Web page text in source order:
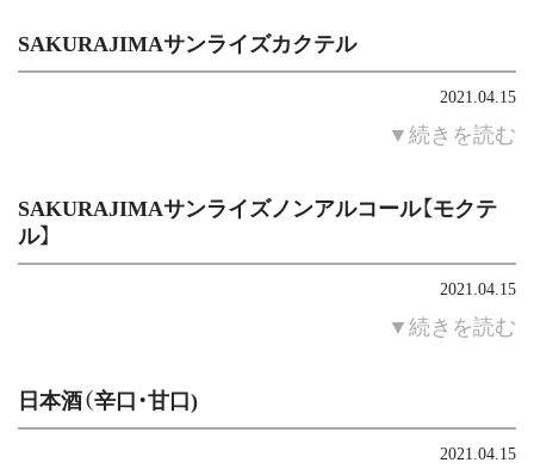
SAKURAJIMAサンライズカクテル
2021.04.15
▼続きを読む
SAKURAJIMAサンライズノンアルコール【モクテ
ル】
2021.04.15
▼続きを読む
日本酒（辛口・甘口)
2021.04.15